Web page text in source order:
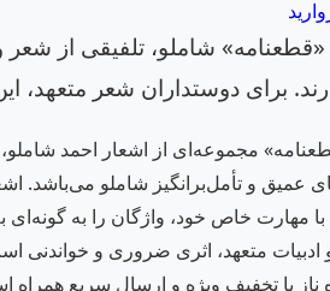
«قطعنامه» شاملو، تلفیقی از
برای دوستداران شعر
عمیق و تأمل‌برانگیز شاملو می‌باشد.
مهارت خاص خود، واژگان را به گونه‌ای
ناز با تخفیف ویژه و ارسال سریع همراه